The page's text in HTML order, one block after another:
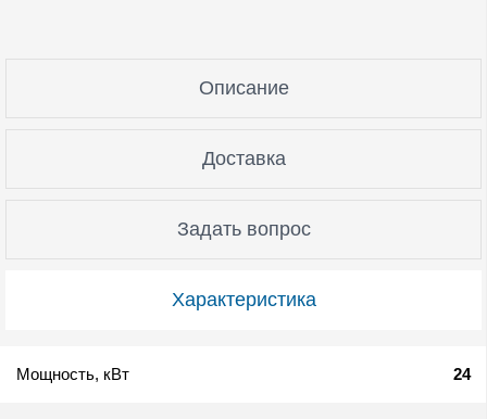
Характеристика
Описание
Доставка
Задать вопрос
Мощность, кВт 24